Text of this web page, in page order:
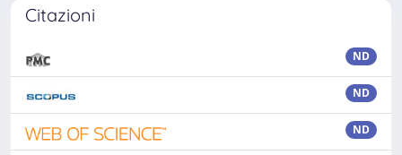
Citazioni
ND
ND
ND